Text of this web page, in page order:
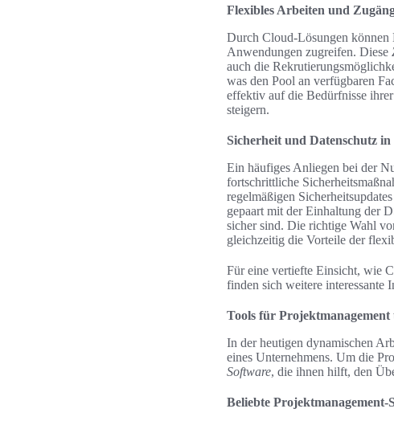
Flexibles Arbeiten und
Durch Cloud-Lösungen können
Anwendungen zugreifen. Diese
auch die
was den Pool an verfügbaren
effektiv auf die Bedürfnisse
steigern.
Sicherheit und Datenschutz
Ein häufiges Anliegen bei der
fortschrittliche
regelmäßigen
gepaart mit der Einhaltung der
sicher sind. Die richtige Wahl
gleichzeitig die Vorteile der
Für eine vertiefte Einsicht, wie
finden sich weitere interessante
Tools für
In der heutigen dynamischen
eines Unternehmens. Um die
Software, die ihnen hilft, den
Beliebte Projektmanagement-